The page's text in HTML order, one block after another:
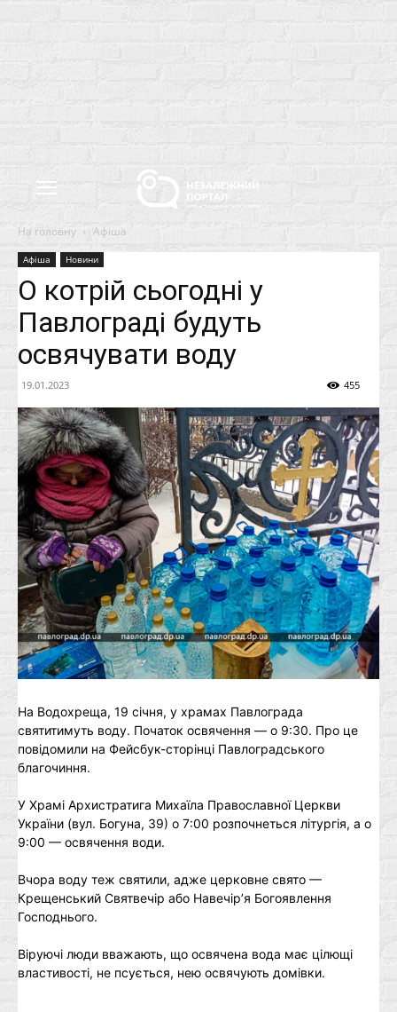
На головну Афіша
Афіша Новини
О котрій сьогодні у
Павлограді будуть
освячувати воду
19.01.2023 455
На Водохреща, 19 січня, у храмах Павлограда
святитимуть воду. Початок освячення — о 9:30. Про це
повідомили на Фейсбук-сторінці Павлоградського
благочиння.
У Храмі Архистратига Михаїла Православної Церкви
України (вул. Богуна, 39) о 7:00 розпочнеться літургія, а о
9:00 — освячення води.
Вчора воду теж святили, адже церковне свято —
Крещенський Святвечір або Навечір’я Богоявлення
Господнього.
Віруючі люди вважають, що освячена вода має цілющі
властивості, не псується, нею освячують домівки.